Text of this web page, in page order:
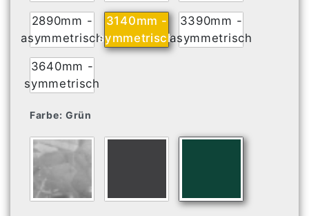
2890mm -
asymmetrisch
3140mm -
symmetrisch
3390mm -
asymmetrisch
3640mm -
symmetrisch
Farbe: Grün